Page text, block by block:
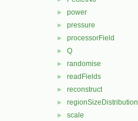
► power
► pressure
► processorField
► Q
► randomise
► readFields
► reconstruct
► regionSizeDistribution
► scale